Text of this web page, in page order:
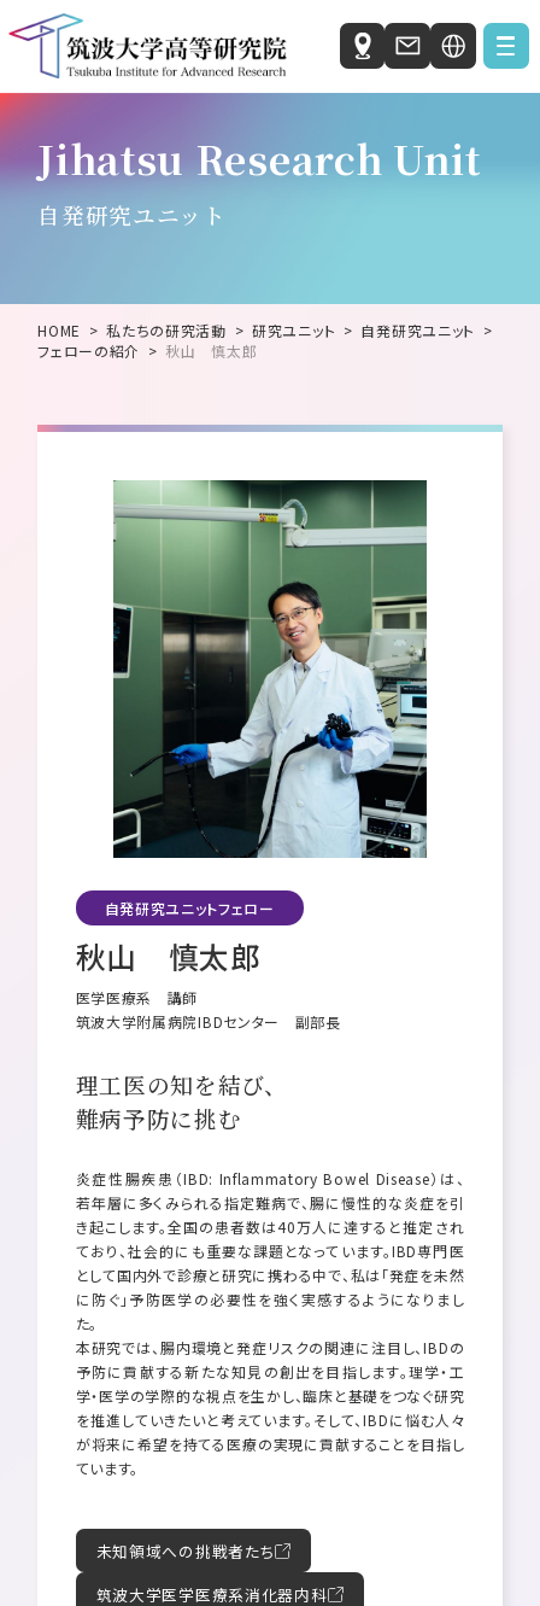
お知らせ
私たちの研究活動
国際統合睡眠医科学研究機構 (IIIS)
微生物サステイナビリティ研究センター（MiCS）
筑波大学高等研究院について
理念・ミッション・ビジョン
組織体制・概要
English
Jihatsu Research Unit
自発研究ユニット
HOME 私たちの研究活動 研究ユニット
自発研究ユニット
フェローの紹介
秋山 慎太郎
自発研究ユニットフェロー
秋山 慎太郎
医学医療系 講師
筑波大学附属病院IBDセンター 副部長
理工医の知を結び、
難病予防に挑む
炎症性腸疾患（IBD: Inflammatory Bowel Disease）は、
若年層に多くみられる指定難病で、腸に慢性的な炎症を引
き起こします。全国の患者数は40万人に達すると推定され
ており、社会的にも重要な課題となっています。IBD専門医
として国内外で診療と研究に携わる中で、私は「発症を未然
に防ぐ」予防医学の必要性を強く実感するようになりまし
た。
本研究では、腸内環境と発症リスクの関連に注目し、IBDの
予防に貢献する新たな知見の創出を目指します。理学・工
学・医学の学際的な視点を生かし、臨床と基礎をつなぐ研究
を推進していきたいと考えています。そして、IBDに悩む人々
が将来に希望を持てる医療の実現に貢献することを目指し
ています。
未知領域への挑戦者たち
筑波大学医学医療系消化器内科